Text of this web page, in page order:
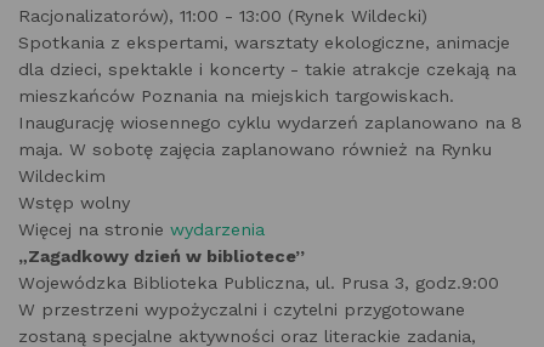
Racjonalizatorów), 11:00 - 13:00 (Rynek Wildecki)
Spotkania z ekspertami, warsztaty ekologiczne, animacje
dla dzieci, spektakle i koncerty - takie atrakcje czekają na
mieszkańców Poznania na miejskich targowiskach.
Inaugurację wiosennego cyklu wydarzeń zaplanowano na 8
maja. W sobotę zajęcia zaplanowano również na Rynku
Wildeckim
Wstęp wolny
Więcej na stronie wydarzenia
„Zagadkowy dzień w bibliotece”
Wojewódzka Biblioteka Publiczna, ul. Prusa 3, godz.9:00
W przestrzeni wypożyczalni i czytelni przygotowane
zostaną specjalne aktywności oraz literackie zadania,